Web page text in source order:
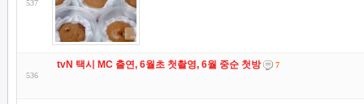
537
536
tvN 택시 MC 출연, 6월초 첫촬영, 6월 중순 첫방 7